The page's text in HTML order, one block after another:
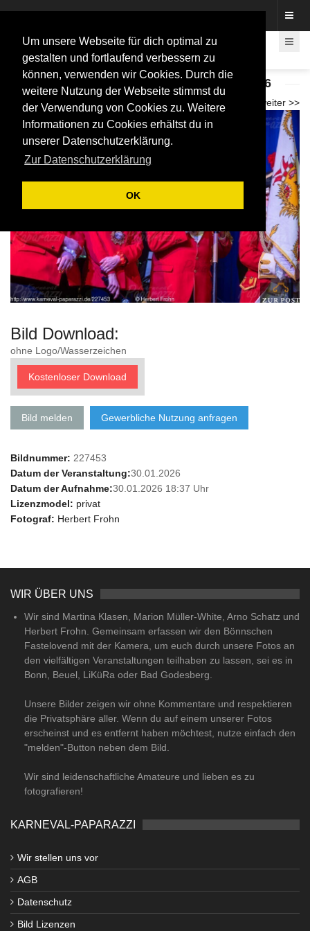
Um unsere Webseite für dich optimal zu
gestalten und fortlaufend verbessern zu
können, verwenden wir Cookies. Durch die
weitere Nutzung der Webseite stimmst du
der Verwendung von Cookies zu. Weitere
Informationen zu Cookies erhältst du in
unserer Datenschutzerklärung.
Zur Datenschutzerklärung
OK
DK Honigsmöhne Bonn - Prunksitzung 2026
weiter >>
<< zurück
Bild Download:
ohne Logo/Wasserzeichen
Kostenloser Download
Bild melden Gewerbliche Nutzung anfragen
Bildnummer: 227453
Datum der Veranstaltung:30.01.2026
Datum der Aufnahme:30.01.2026 18:37 Uhr
Lizenzmodel: privat
Fotograf: Herbert Frohn
WIR ÜBER UNS
Wir sind Martina Klasen, Marion Müller-White, Arno Schatz und
Herbert Frohn. Gemeinsam erfassen wir den Bönnschen
Fastelovend mit der Kamera, um euch durch unsere Fotos an
den vielfältigen Veranstaltungen teilhaben zu lassen, sei es in
Bonn, Beuel, LiKüRa oder Bad Godesberg.
Unsere Bilder zeigen wir ohne Kommentare und respektieren
die Privatsphäre aller. Wenn du auf einem unserer Fotos
erscheinst und es entfernt haben möchtest, nutze einfach den
"melden"-Button neben dem Bild.
Wir sind leidenschaftliche Amateure und lieben es zu
fotografieren!
KARNEVAL-PAPARAZZI
Wir stellen uns vor
AGB
Datenschutz
Bild Lizenzen